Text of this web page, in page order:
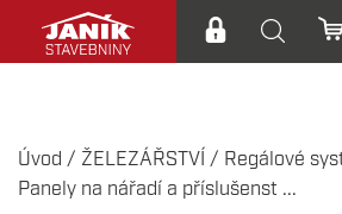
Úvod / ŽELEZÁŘSTVÍ / Regálové
Panely na nářadí a příslušenst ...